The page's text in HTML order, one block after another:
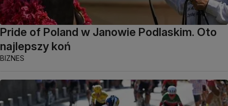
Pride of Poland w Janowie Podlaskim. Oto
najlepszy koń
BIZNES